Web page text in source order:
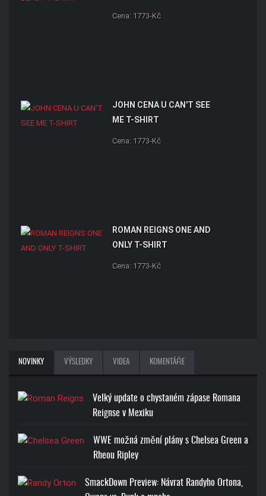
Cena: 1773-Kč
JOHN CENA U CAN'T SEE
ME T-SHIRT
Cena: 1773-Kč
ROMAN REIGNS ONE AND
ONLY T-SHIRT
Cena: 1773-Kč
NOVINKY VÝSLEDKY VIDEA KOMENTÁŘE
Velký update o chystaném zápase Romana
Reignse v Mexiku
WWE možná změní plány s Chelsea Green a
Rheou Ripley
SmackDown Preview: Návrat Randyho Ortona,